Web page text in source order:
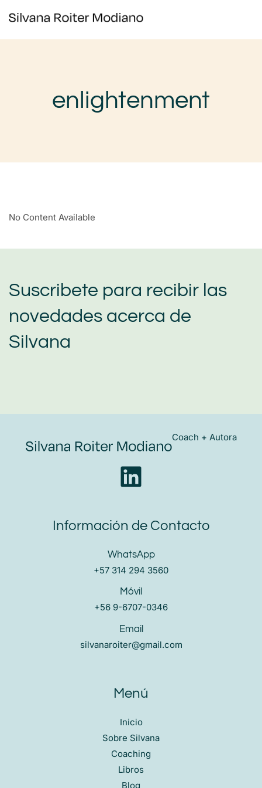
enlightenment
No Content Available
Suscribete para recibir las
novedades acerca de
Silvana
Coach + Autora
Información de Contacto
WhatsApp
+57 314 294 3560
Móvil
+56 9-6707-0346
Email
silvanaroiter@gmail.com
Menú
Inicio
Sobre Silvana
Coaching
Libros
Blog